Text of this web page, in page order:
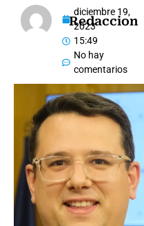
Redaccion
diciembre 19,
2023
15:49
No hay
comentarios